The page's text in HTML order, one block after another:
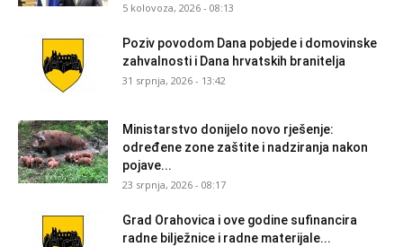
5 kolovoza, 2026 - 08:13
Poziv povodom Dana pobjede i domovinske
zahvalnosti i Dana hrvatskih branitelja
31 srpnja, 2026 - 13:42
Ministarstvo donijelo novo rješenje:
određene zone zaštite i nadziranja nakon
pojave...
23 srpnja, 2026 - 08:17
Grad Orahovica i ove godine sufinancira
radne bilježnice i radne materijale...